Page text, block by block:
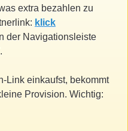
extra bezahlen zu
klick
der Navigationsleiste
Link einkaufst, bekommt
Provision. Wichtig: